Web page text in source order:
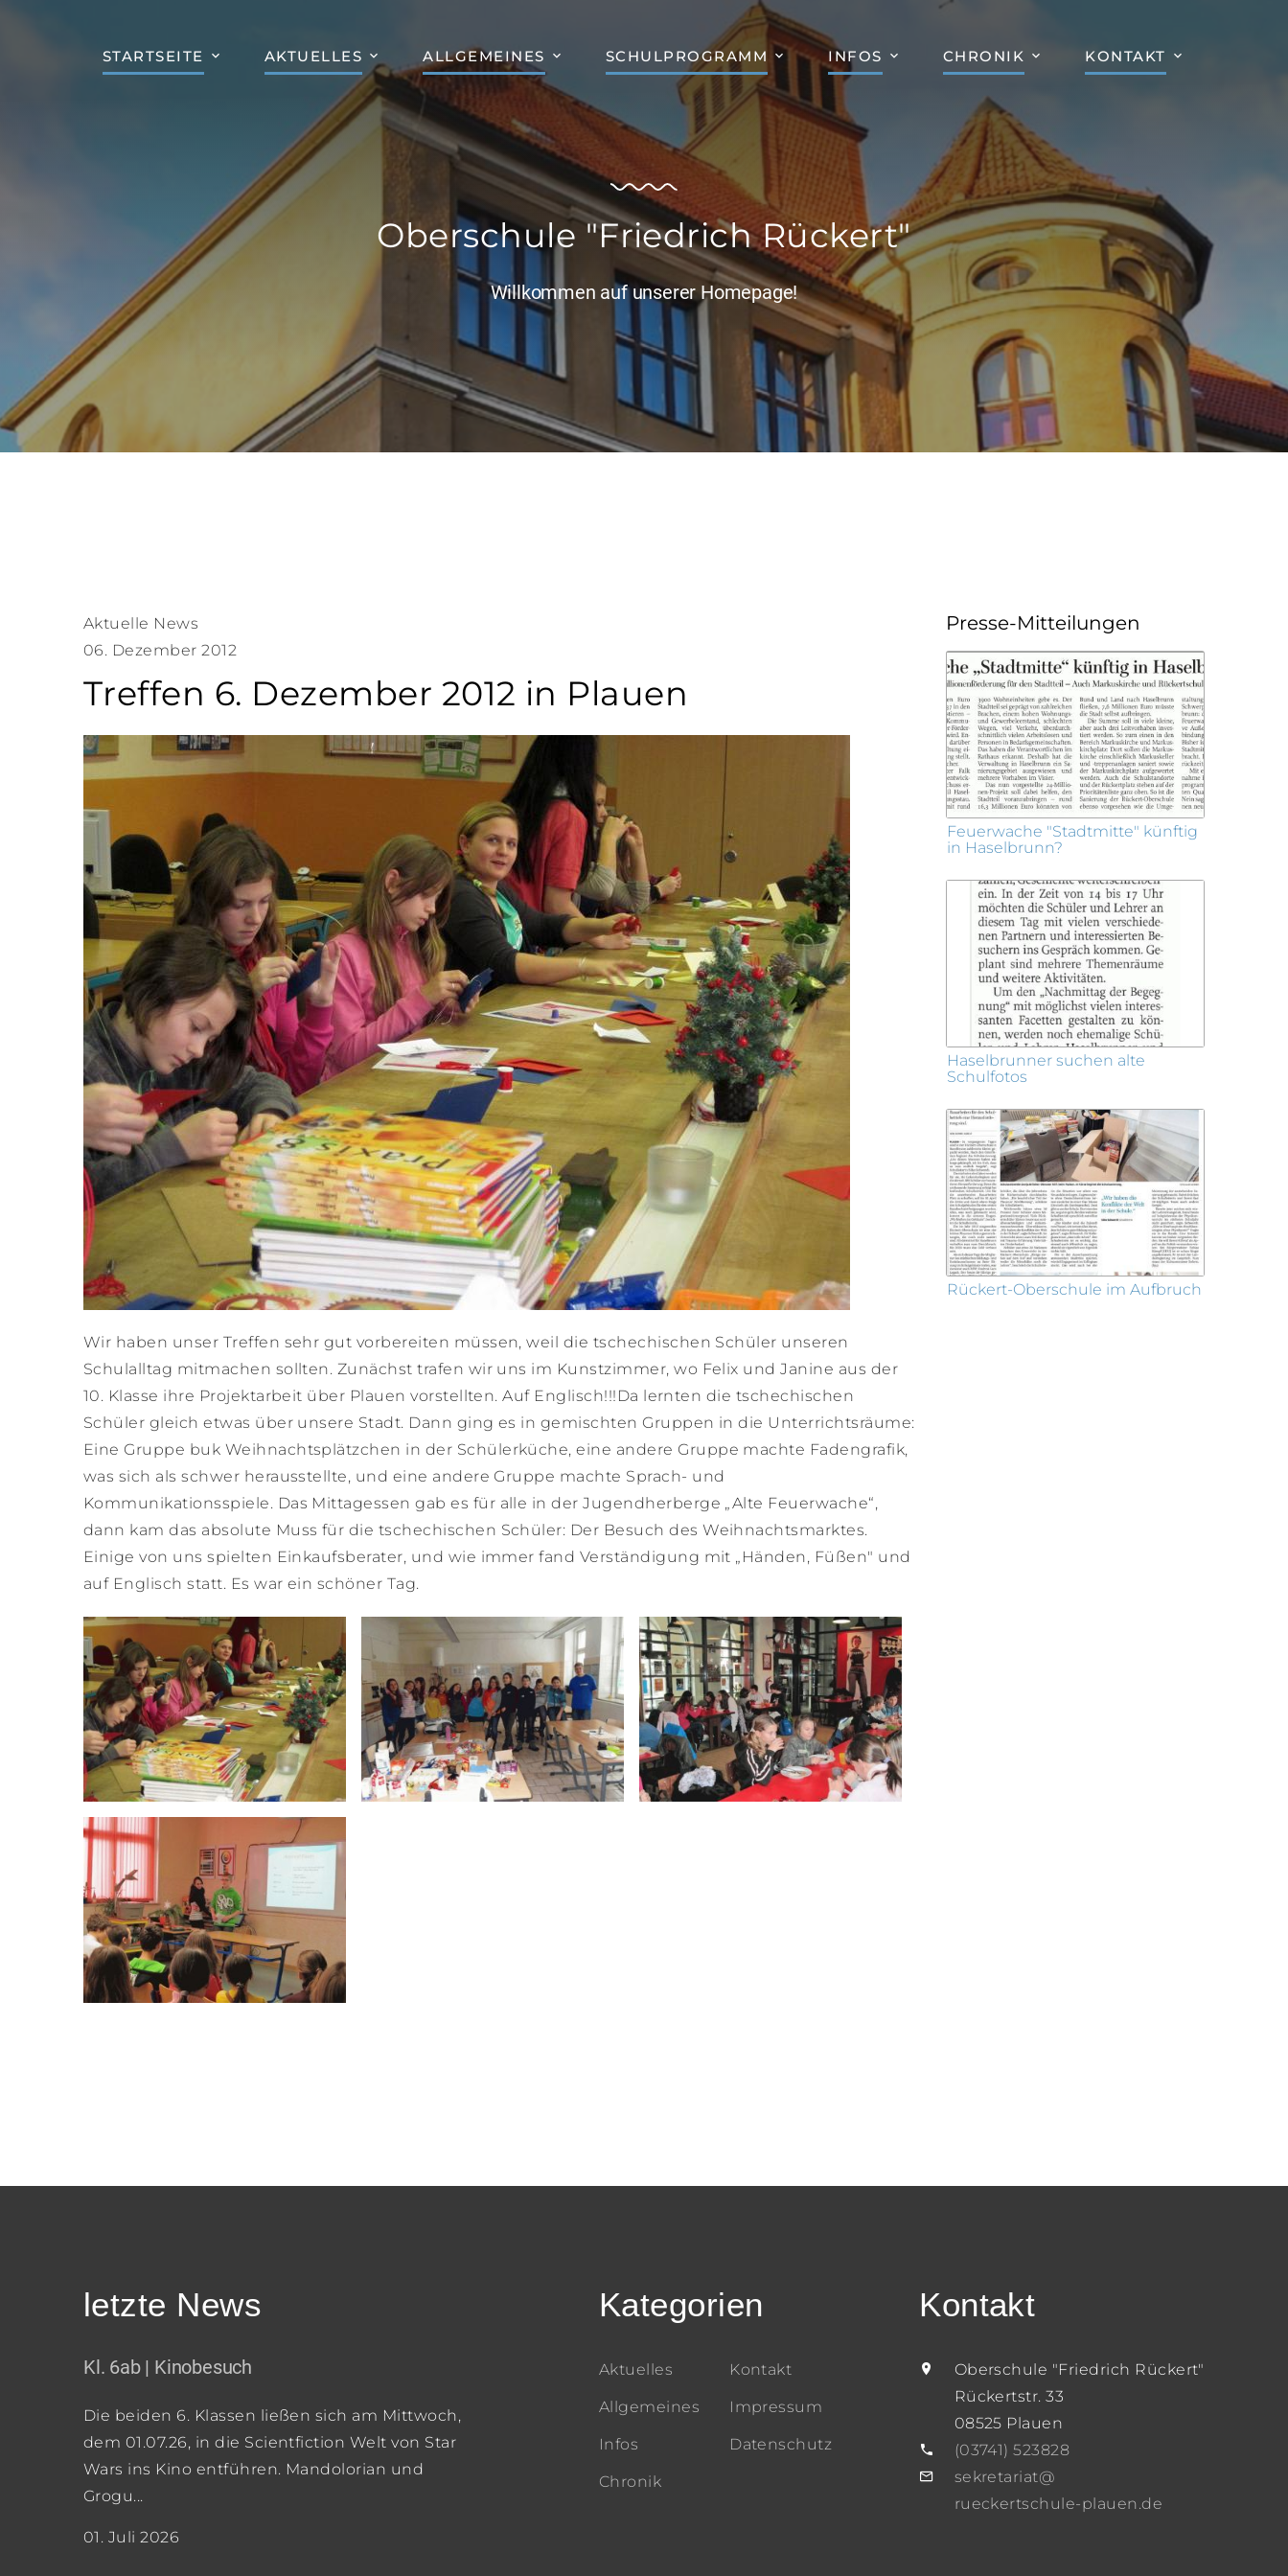
STARTSEITE AKTUELLES ALLGEMEINES SCHULPROGRAMM INFOS CHRONIK KONTAKT
Oberschule "Friedrich Rückert"
Willkommen auf unserer Homepage!
Aktuelle News
06. Dezember 2012
Treffen 6. Dezember 2012 in Plauen
Wir haben unser Treffen sehr gut vorbereiten müssen, weil die tschechischen Schüler unseren
Schulalltag mitmachen sollten. Zunächst trafen wir uns im Kunstzimmer, wo Felix und Janine aus der
10. Klasse ihre Projektarbeit über Plauen vorstellten. Auf Englisch!!!Da lernten die tschechischen
Schüler gleich etwas über unsere Stadt. Dann ging es in gemischten Gruppen in die Unterrichtsräume:
Eine Gruppe buk Weihnachtsplätzchen in der Schülerküche, eine andere Gruppe machte Fadengrafik,
was sich als schwer herausstellte, und eine andere Gruppe machte Sprach- und
Kommunikationsspiele. Das Mittagessen gab es für alle in der Jugendherberge „Alte Feuerwache“,
dann kam das absolute Muss für die tschechischen Schüler: Der Besuch des Weihnachtsmarktes.
Einige von uns spielten Einkaufsberater, und wie immer fand Verständigung mit „Händen, Füßen" und
auf Englisch statt. Es war ein schöner Tag.
Presse-Mitteilungen
Feuerwache "Stadtmitte" künftig
in Haselbrunn?
Haselbrunner suchen alte
Schulfotos
Rückert-Oberschule im Aufbruch
letzte News
Kl. 6ab | Kinobesuch
Die beiden 6. Klassen ließen sich am Mittwoch,
dem 01.07.26, in die Scientfiction Welt von Star
Wars ins Kino entführen. Mandolorian und
Grogu...
01. Juli 2026
Kategorien
Aktuelles
Allgemeines
Infos
Chronik
Kontakt
Impressum
Datenschutz
Kontakt
Oberschule "Friedrich Rückert"
Rückertstr. 33
08525 Plauen
(03741) 523828
sekretariat@
rueckertschule-plauen.de